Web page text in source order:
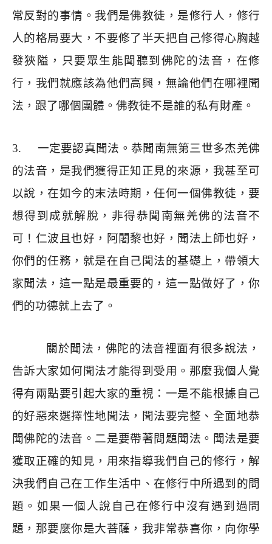
常反對的事情。我們是佛教徒，是修行人，修行
人的格局要大，不要修了半天把自己修得心胸越
發狹隘，只要眾生能聞聽到佛陀的法音，在修
行，我們就應該為他們高興，無論他們在哪裡聞
法，跟了哪個團體。佛教徒不是誰的私有財產。
3. 一定要認真聞法。恭聞南無第三世多杰羌佛
的法音，是我們獲得正知正見的來源，我甚至可
以說，在如今的末法時期，任何一個佛教徒，要
想得到成就解脫，非得恭聞南無羌佛的法音不
可！仁波且也好，阿闍黎也好，聞法上師也好，
你們的任務，就是在自己聞法的基礎上，帶領大
家聞法，這一點是最重要的，這一點做好了，你
們的功德就上去了。
關於聞法，佛陀的法音裡面有很多說法，
告訴大家如何聞法才能得到受用。那麼我個人覺
得有兩點要引起大家的重視：一是不能根據自己
的好惡來選擇性地聞法，聞法要完整、全面地恭
聞佛陀的法音。二是要帶著問題聞法。聞法是要
獲取正確的知見，用來指導我們自己的修行，解
決我們自己在工作生活中、在修行中所遇到的問
題。如果一個人說自己在修行中沒有遇到過問
題，那要麼你是大菩薩，我非常恭喜你，向你學